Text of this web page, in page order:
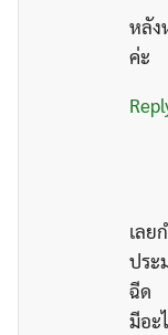
หลัง
ค่ะ
เลย
ประ
ฉีด
มีอะ